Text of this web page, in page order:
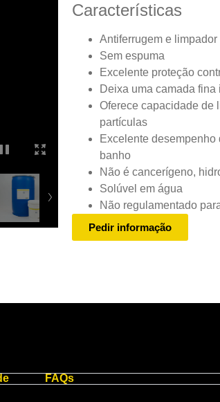
Características
Antiferrugem e
Sem espuma
Excelente proteção
Deixa uma camada
Oferece capacidade de
partículas
Excelente
banho
Não é cancerígeno,
Solúvel em água
Não regulamentado
Pedir informação
FAQs